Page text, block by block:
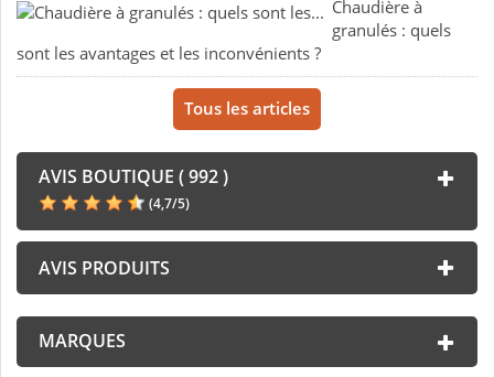
Chaudière à
granulés : quels
sont les avantages et les inconvénients ?
Tous les articles
AVIS BOUTIQUE ( 992 )
(4,7/5)
AVIS PRODUITS
MARQUES